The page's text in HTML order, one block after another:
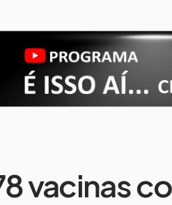
vacinas